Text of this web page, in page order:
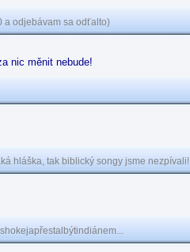
a odjebávam sa odťalto)
nic měnit nebude!
hláška, tak biblický songy jsme nezpívali!